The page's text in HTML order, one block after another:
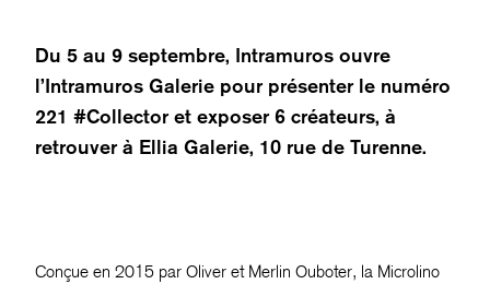
Du 5 au 9 septembre, Intramuros ouvre
l’Intramuros Galerie pour présenter le numéro
221 #Collector et exposer 6 créateurs, à
retrouver à Ellia Galerie, 10 rue de Turenne.
Conçue en 2015 par Oliver et Merlin Ouboter, la Microlino